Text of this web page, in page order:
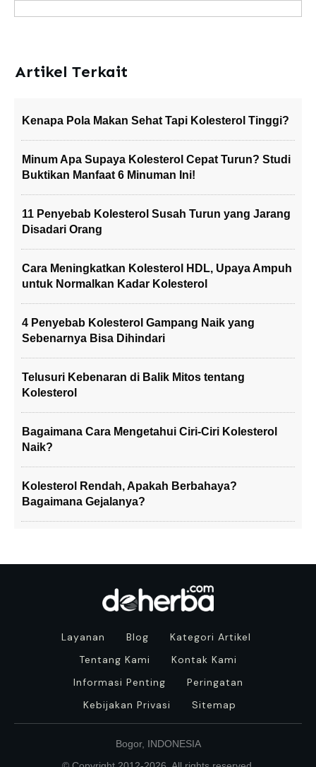
Artikel Terkait
Kenapa Pola Makan Sehat Tapi Kolesterol Tinggi?
Minum Apa Supaya Kolesterol Cepat Turun? Studi
Buktikan Manfaat 6 Minuman Ini!
11 Penyebab Kolesterol Susah Turun yang Jarang
Disadari Orang
Cara Meningkatkan Kolesterol HDL, Upaya Ampuh
untuk Normalkan Kadar Kolesterol
4 Penyebab Kolesterol Gampang Naik yang
Sebenarnya Bisa Dihindari
Telusuri Kebenaran di Balik Mitos tentang
Kolesterol
Bagaimana Cara Mengetahui Ciri-Ciri Kolesterol
Naik?
Kolesterol Rendah, Apakah Berbahaya?
Bagaimana Gejalanya?
Layanan Blog
Kategori Artikel
Tentang Kami
Kontak Kami
Informasi Penting
Peringatan
Kebijakan Privasi
Sitemap
Bogor, INDONESIA